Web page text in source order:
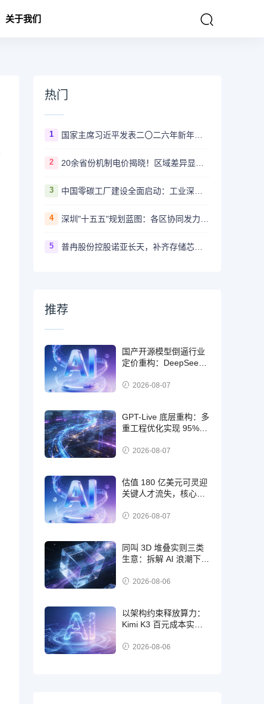
关于我们
热门
1 国家主席习近平发表二〇二六年新年贺词
2
3
4
5
推荐
国产开源模型倒逼行业
定价重构：DeepSeek
OpenAI，后者激进推出
2026-08-07
GPT-Live 底层重构：多
重工程优化实现 95%
实时交互时代
2026-08-07
估值 180 亿美元可灵迎
关键人才流失，核心技
多重挑战
2026-08-07
同叫 3D 堆叠实则三类
生意：拆解 AI 浪潮下不
差异2026-08-06
以架构约束释放算力：
Kimi K3 百元成本实现
2026-08-06